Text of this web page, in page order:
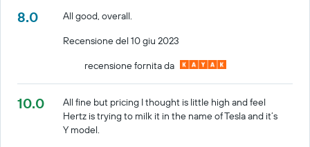
8.0
All good, overall.
Recensione del 10 giu 2023
recensione fornita da
10.0
All fine but pricing I thought is little high and feel
Hertz is trying to milk it in the name of Tesla and it’s
Y model.